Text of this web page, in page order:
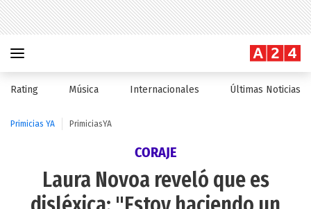
Rating Música Internacionales Últimas Noticias
Primicias YA PrimiciasYA
CORAJE
Laura Novoa reveló que es